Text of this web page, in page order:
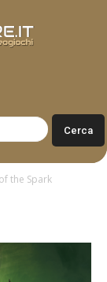
the Spark